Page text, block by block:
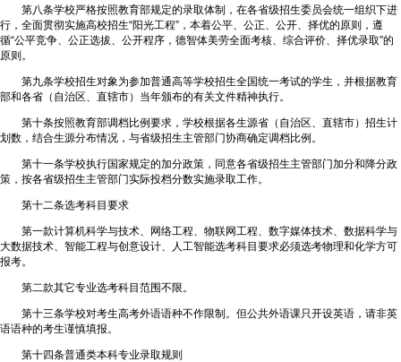
第八条学校严格按照教育部规定的录取体制，在各省级招生委员会统一组织下进
行，全面贯彻实施高校招生“阳光工程”，本着公平、公正、公开、择优的原则，遵
循“公平竞争、公正选拔、公开程序，德智体美劳全面考核、综合评价、择优录取”的
原则。
第九条学校招生对象为参加普通高等学校招生全国统一考试的学生，并根据教育
部和各省（自治区、直辖市）当年颁布的有关文件精神执行。
第十条按照教育部调档比例要求，学校根据各生源省（自治区、直辖市）招生计
划数，结合生源分布情况，与省级招生主管部门协商确定调档比例。
第十一条学校执行国家规定的加分政策，同意各省级招生主管部门加分和降分政
策，按各省级招生主管部门实际投档分数实施录取工作。
第十二条选考科目要求
第一款计算机科学与技术、网络工程、物联网工程、数字媒体技术、数据科学与
大数据技术、智能工程与创意设计、人工智能选考科目要求必须选考物理和化学方可
报考。
第二款其它专业选考科目范围不限。
第十三条学校对考生高考外语语种不作限制。但公共外语课只开设英语，请非英
语语种的考生谨慎填报。
第十四条普通类本科专业录取规则